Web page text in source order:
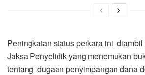
Peningkatan status perkara ini
Jaksa Penyelidik yang menemukan
tentang dugaan penyimpangan dana